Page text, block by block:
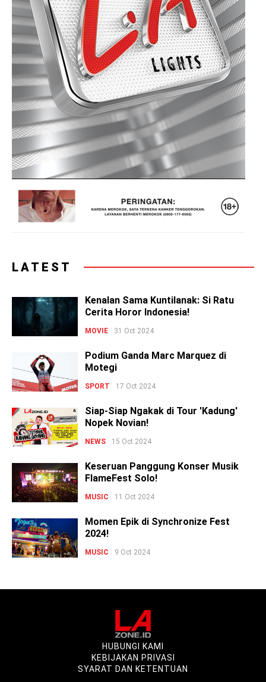
LATEST
Kenalan Sama Kuntilanak: Si Ratu
Cerita Horor Indonesia!
MOVIE 31 Oct 2024
Podium Ganda Marc Marquez di
Motegi
SPORT 17 Oct 2024
Siap-Siap Ngakak di Tour 'Kadung'
Nopek Novian!
NEWS 15 Oct 2024
Keseruan Panggung Konser Musik
FlameFest Solo!
MUSIC 11 Oct 2024
Momen Epik di Synchronize Fest
2024!
MUSIC 9 Oct 2024
HUBUNGI KAMI
KEBIJAKAN PRIVASI
SYARAT DAN KETENTUAN